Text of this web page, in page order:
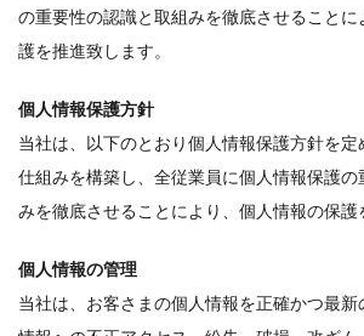
の重要性の認識と取組みを徹底させること
護を推進致します。
個人情報保護方針
当社は、以下のとおり個人情報保護方針を
仕組みを構築し、全従業員に個人情報保護の
みを徹底させることにより、個人情報の保護
個人情報の管理
当社は、お客さまの個人情報を正確かつ最新